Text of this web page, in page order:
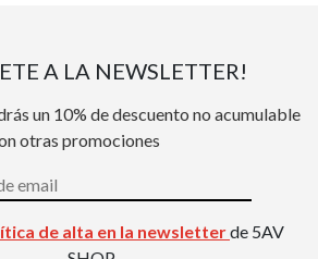
A LA NEWSLETTER!
un 10% de descuento no acumulable
otras promociones
de alta en la newsletterde 5AV